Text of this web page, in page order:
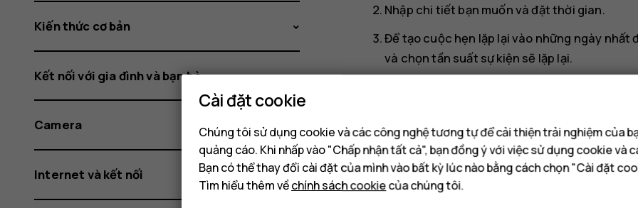
Nhập chi tiết bạn muốn và đặt thời gian.
Để tạo cuộc hẹn lặp lại vào những ngày nhất
và chọn tần suất sự kiện sẽ lặp lại.
Để chỉnh sửa thời gian của lời nhắc, hãy
Mẹo:Để chỉnh sửa sự kiện, hãy chạm vào
Xóa cuộc hẹn
Kiến thức cơ bản
Kết nối với gia đình và bạn bè
Camera
Internet và kết nối
Cài đặt cookie
Chúng tôi sử dụng cookie và các công nghệ tương tự để cải thiện trải nghiệm của
quảng cáo. Khi nhấp vào "Chấp nhận tất cả", bạn đồng ý với việc sử dụng cookie và
Bạn có thể thay đổi cài đặt của mình vào bất kỳ lúc nào bằng cách chọn "Cài đặt
Tìm hiểu thêm vềchính sách cookiecủa chúng tôi.